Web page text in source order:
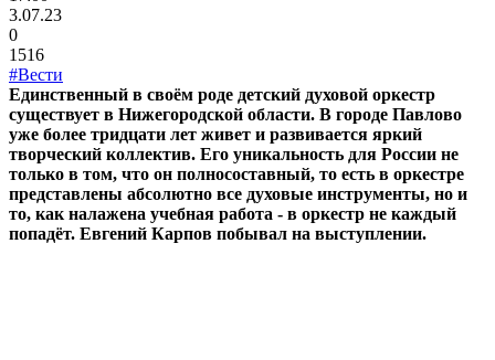
3.07.23
0
1516
#Вести
Единственный в своём роде детский духовой оркестр
существует в Нижегородской области. В городе Павлово
уже более тридцати лет живет и развивается яркий
творческий коллектив. Его уникальность для России не
только в том, что он полносоставный, то есть в оркестре
представлены абсолютно все духовые инструменты, но и
то, как налажена учебная работа - в оркестр не каждый
попадёт. Евгений Карпов побывал на выступлении.